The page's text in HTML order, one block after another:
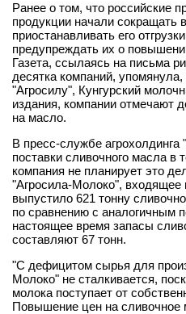
Ранее о том, что российские
продукции начали сокращать
приостанавливать его
предупреждать их о
Газета, ссылаясь на письма
десятка компаний,
"Агросилу", Кунгурский
издания, компании отмечают
на масло.
В пресс-службе агрохолдинга
поставки сливочного масла в
компания не планирует это
"Агросила-Молоко", входящее
выпустило 621 тонну
по сравнению с аналогичным
настоящее время запасы
составляют 67 тонн.
"С дефицитом сырья для
Молоко" не сталкивается,
молока поступает от
Повышение цен на сливочное